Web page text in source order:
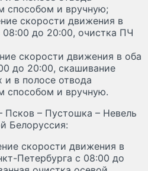
способом и вручную;
скорости движения в
08:00 до 20:00, очистка ПЧ
скорости движения в оба
до 20:00, скашивание
и в полосе отвода
способом и вручную.
Псков – Пустошка – Невель
Белоруссия:
скорости движения в
Петербурга с 08:00 до